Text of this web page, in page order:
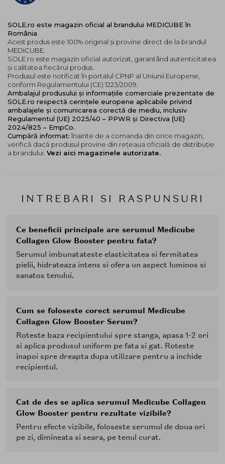
INTREBARI SI RASPUNSURI
Ce beneficii principale are serumul Medicube
Collagen Glow Booster pentru fata?
Serumul imbunatateste elasticitatea si fermitatea
pielii, hidrateaza intens si ofera un aspect luminos si
sanatos tenului.
Cum se foloseste corect serumul Medicube
Collagen Glow Booster Serum?
Roteste baza recipientului spre stanga, apasa 1-2 ori
si aplica produsul uniform pe fata si gat. Roteste
inapoi spre dreapta dupa utilizare pentru a inchide
recipientul.
Cat de des se aplica serumul Medicube Collagen
Glow Booster pentru rezultate vizibile?
Pentru efecte vizibile, foloseste serumul de doua ori
pe zi, dimineata si seara, pe tenul curat.
SOLE.ro este magazin oficial al brandului MEDICUBE în
România
Acest produs este 100% original și provine direct de la brandul
MEDICUBE.
SOLE.ro este magazin oficial autorizat, garantând autenticitatea
și calitatea fiecărui produs.
Produsul este notificat în portalul CPNP al Uniunii Europene,
conform Regulamentului (CE) 1223/2009.
Ambalajul produsului și informațiile comerciale prezentate de
SOLE.ro respectă cerințele europene aplicabile privind
ambalajele și comunicarea corectă de mediu, inclusiv
Regulamentul (UE) 2025/40 – PPWR și Directiva (UE)
2024/825 – EmpCo.
Cumpără informat: înainte de a comanda din orice magazin,
verifică dacă produsul provine din rețeaua oficială de distribuție
a brandului. Vezi aici magazinele autorizate.